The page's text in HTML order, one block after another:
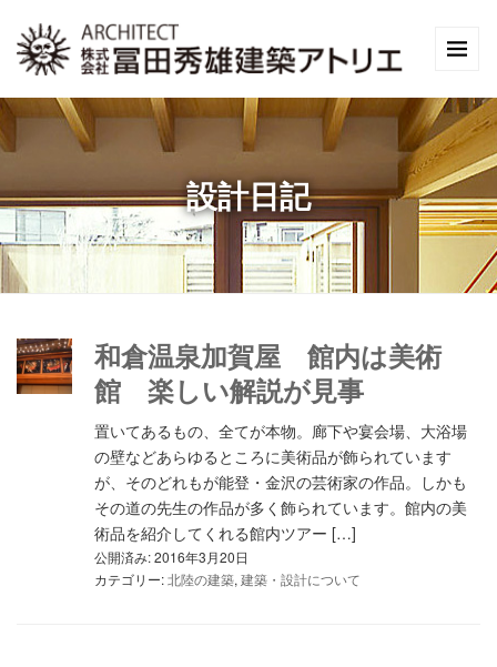
設計日記
和倉温泉加賀屋 館内は美術
館 楽しい解説が見事
置いてあるもの、全てが本物。廊下や宴会場、大浴場
の壁などあらゆるところに美術品が飾られています
が、そのどれもが能登・金沢の芸術家の作品。しかも
その道の先生の作品が多く飾られています。館内の美
術品を紹介してくれる館内ツアー […]
公開済み: 2016年3月20日
カテゴリー:北陸の建築, 建築・設計について